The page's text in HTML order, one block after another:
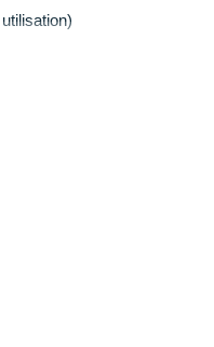
la première charge.Rééditez